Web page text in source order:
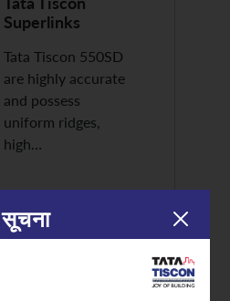
Superlinks
Tata Tiscon 550SD
are highly accurate
and possess
uniform ridges,
high…
सूचना